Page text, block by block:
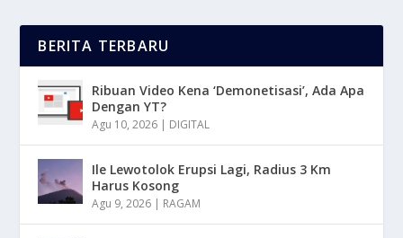
BERITA TERBARU
Ribuan Video Kena ‘Demonetisasi’, Ada Apa
Dengan YT?
Agu 10, 2026 | DIGITAL
Ile Lewotolok Erupsi Lagi, Radius 3 Km
Harus Kosong
Agu 9, 2026 | RAGAM